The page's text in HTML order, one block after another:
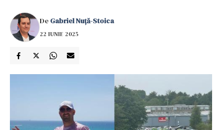
De Gabriel Nuță-Stoica
22 IUNIE 2025